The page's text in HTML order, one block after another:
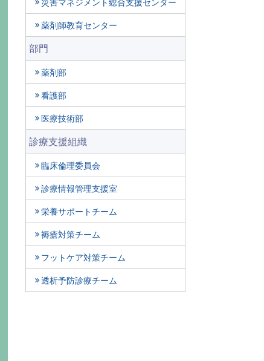
災害マネジメント総合支援センター
薬剤師教育センター
部門
薬剤部
看護部
医療技術部
診療支援組織
臨床倫理委員会
診療情報管理支援室
栄養サポートチーム
褥瘡対策チーム
フットケア対策チーム
透析予防診療チーム